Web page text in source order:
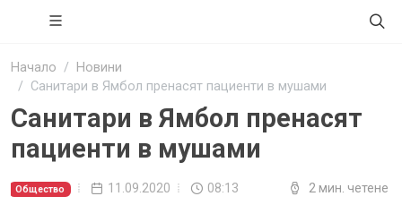
Начало
Новини
Санитари в Ямбол пренасят пациенти в мушами
Санитари в Ямбол пренасят
пациенти в мушами
Общество 11.09.2020 08:13 2 мин. четене